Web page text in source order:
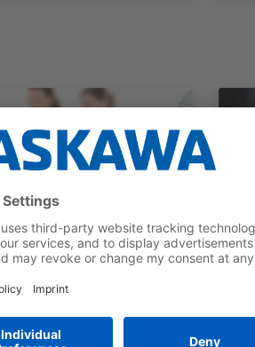
References